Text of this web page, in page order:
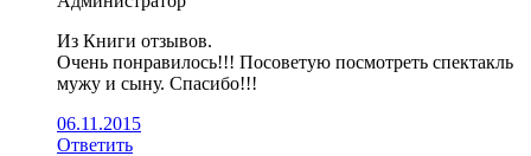
Из Книги отзывов.
Очень понравилось!!! Посоветую посмотреть спектакль
мужу и сыну. Спасибо!!!
06.11.2015
Ответить